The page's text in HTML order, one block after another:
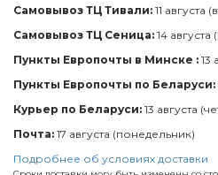
Самовывоз ТЦ Тивали: 11 августа
Самовывоз ТЦ Сеница: 14 августа
Пункты Европочты в Минске : 13
Пункты Европочты по Беларуси:
Курьер по Беларуси: 13 августа
Почта: 17 августа (понедельник)
Подробнее об условиях доставки